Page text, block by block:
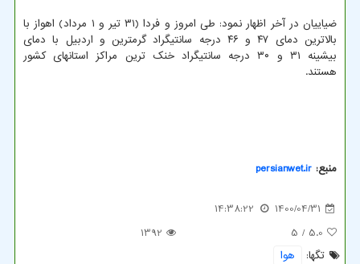
ضیاییان در آخر اظهار نمود: طی امروز و فردا (۳۱ تیر و ۱ مرداد) اهواز با
بالاترین دمای ۴۷ و ۴۶ درجه سانتیگراد گرمترین و اردبیل با دمای
بیشینه ۳۱ و ۳۰ درجه سانتیگراد خنک ترین مراکز استانهای کشور
هستند.
منبع: persianwet.ir
1400/04/31
14:38:22
5.0
/ 5
1392
تگها:
هوا